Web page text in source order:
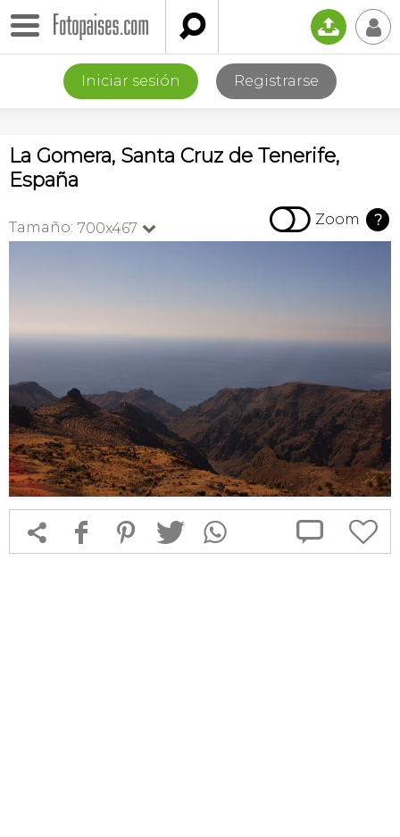
 📤 👤
Iniciar sesión Registrarse
La Gomera, Santa Cruz de Tenerife,
España
Tamaño: 700x467   Zoom ?
 f 1 T  